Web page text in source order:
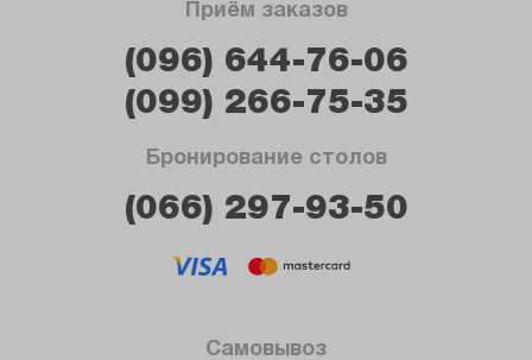
Приём заказов
(096) 644-76-06
(099) 266-75-35
Бронирование столов
(066) 297-93-50
Самовывоз